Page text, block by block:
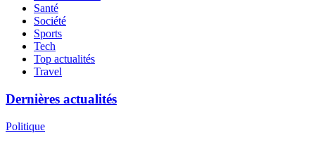
Santé
Société
Sports
Tech
Top actualités
Travel
Dernières actualités
Politique